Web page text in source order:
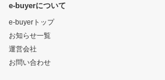
e-buyerについて
e-buyerトップ
お知らせ一覧
運営会社
お問い合わせ